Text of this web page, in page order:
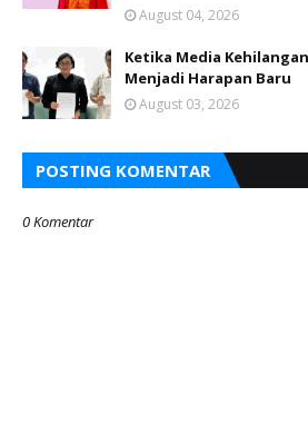
August 04, 2026
Ketika Media
Menjadi Harapan Baru
August 03, 2026
POSTING KOMENTAR
0 Komentar